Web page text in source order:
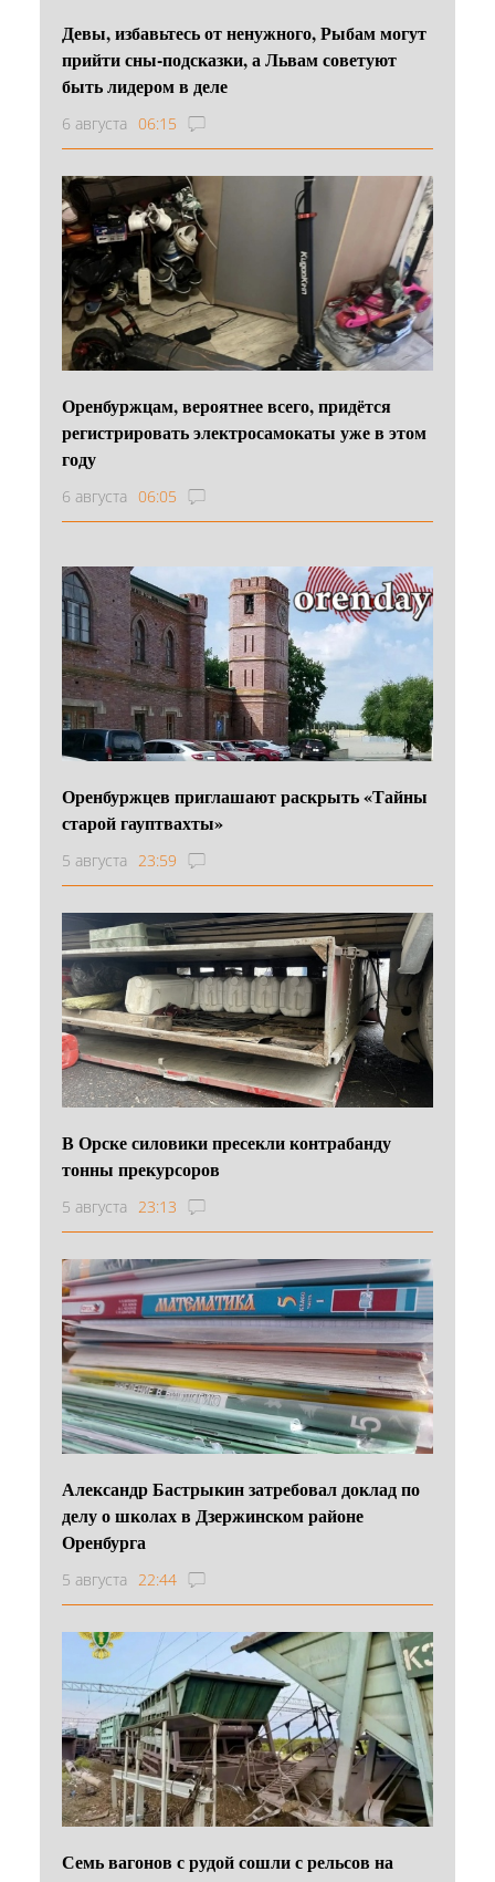
Девы, избавьтесь от ненужного, Рыбам могут
прийти сны-подсказки, а Львам советуют
быть лидером в деле
6 августа 06:15
Оренбуржцам, вероятнее всего, придётся
регистрировать электросамокаты уже в этом
году
6 августа 06:05
Оренбуржцев приглашают раскрыть «Тайны
старой гауптвахты»
5 августа 23:59
В Орске силовики пресекли контрабанду
тонны прекурсоров
5 августа 23:13
Александр Бастрыкин затребовал доклад по
делу о школах в Дзержинском районе
Оренбурга
5 августа 22:44
Семь вагонов с рудой сошли с рельсов на